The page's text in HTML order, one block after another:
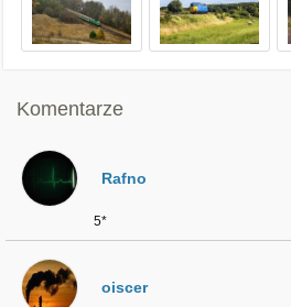
Komentarze
Rafno
5*
oiscer